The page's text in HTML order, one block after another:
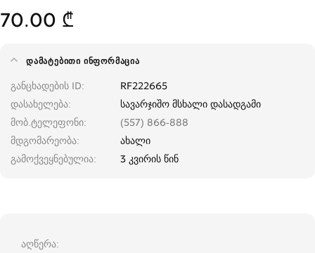
70.00 ₾
ᲓᲐᲛᲐᲢᲔᲑᲘᲗᲘ ᲘᲜᲤᲝᲠᲛᲐᲪᲘᲐ
განცხადების ID
RF222665
დასახელება
სავარჯიშო მსხალი დასადგამი
მობ.ტელეფონი
(557) 866-888
მდგომარეობა
ახალი
გამოქვეყნებულია
3 კვირის წინ
აღწერა